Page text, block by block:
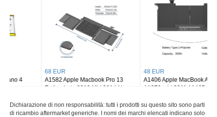
A1582 Apple Macbook Pro 13
Retina Late 2013 Mid 2014 New
A1406 Apple MacBook Air 11 inch
A1370 mid 2011 A1465 mid 2013
Dichiarazione di non responsabilità: tutti i prodotti su questo sito sono parti
di ricambio aftermarket generiche. I nomi dei marchi elencati indicano solo